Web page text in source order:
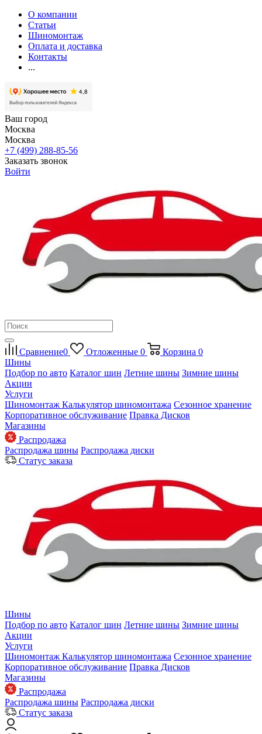
О компании
Статьи
Шиномонтаж
Оплата и доставка
Контакты
...
Ваш город
Москва
Москва
+7 (499) 288-85-56
Заказать звонок
Войти
Сравнение0 Отложенные 0 Корзина 0
Шины
Подбор по авто Каталог шин Летние шины Зимние шины
Акции
Услуги
Шиномонтаж Калькулятор шиномонтажа Сезонное хранение
Корпоративное обслуживание Правка Дисков
Магазины
Распродажа
Распродажа шины Распродажа диски
Статус заказа
Шины
Подбор по авто Каталог шин Летние шины Зимние шины
Акции
Услуги
Шиномонтаж Калькулятор шиномонтажа Сезонное хранение
Корпоративное обслуживание Правка Дисков
Магазины
Распродажа
Распродажа шины Распродажа диски
Статус заказа